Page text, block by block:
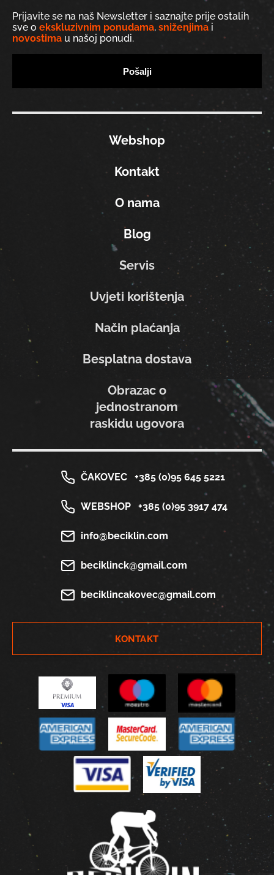
Prijavite se na naš Newsletter i saznajte prije ostalih
sve o ekskluzivnim ponudama, sniženjima i
novostima u našoj ponudi.
Webshop
Kontakt
O nama
Blog
Servis
Uvjeti korištenja
Način plaćanja
Besplatna dostava
Obrazac o
jednostranom
raskidu ugovora
ČAKOVEC +385 (0)95 645 5221
WEBSHOP +385 (0)95 3917 474
info@beciklin.com
beciklinck@gmail.com
beciklincakovec@gmail.com
KONTAKT